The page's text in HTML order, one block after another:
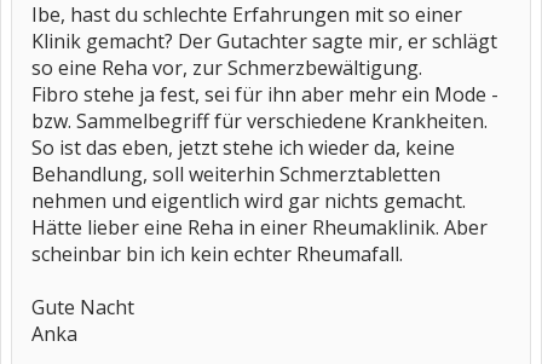
Ibe, hast du schlechte Erfahrungen mit so einer
Klinik gemacht? Der Gutachter sagte mir, er schlägt
so eine Reha vor, zur Schmerzbewältigung.
Fibro stehe ja fest, sei für ihn aber mehr ein Mode -
bzw. Sammelbegriff für verschiedene Krankheiten.
So ist das eben, jetzt stehe ich wieder da, keine
Behandlung, soll weiterhin Schmerztabletten
nehmen und eigentlich wird gar nichts gemacht.
Hätte lieber eine Reha in einer Rheumaklinik. Aber
scheinbar bin ich kein echter Rheumafall.
Gute Nacht
Anka